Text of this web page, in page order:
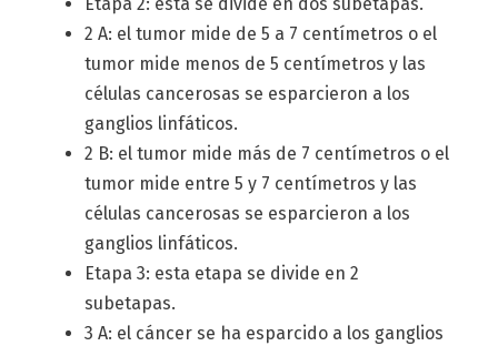
2 A: el tumor mide de 5 a 7 centímetros o el
tumor mide menos de 5 centímetros y las
células cancerosas se esparcieron a los
ganglios linfáticos.
2 B: el tumor mide más de 7 centímetros o el
tumor mide entre 5 y 7 centímetros y las
células cancerosas se esparcieron a los
ganglios linfáticos.
Etapa 3: esta etapa se divide en 2
subetapas.
3 A: el cáncer se ha esparcido a los ganglios